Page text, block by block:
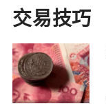
交易技巧